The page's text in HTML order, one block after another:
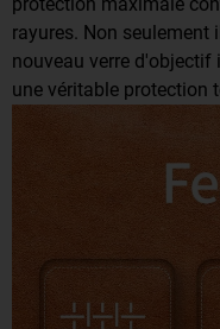
rayures. Non
nouveau verre d'objectif
une véritable protection